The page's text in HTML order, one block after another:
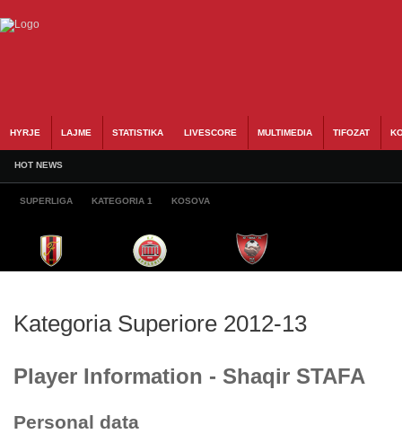
HYRJE LAJME STATISTIKA LIVESCORE MULTIMEDIA TIFOZAT
HOT NEWS
SUPERLIGA KATEGORIA 1 KOSOVA
Kategoria Superiore 2012-13
Player Information - Shaqir STAFA
Personal data